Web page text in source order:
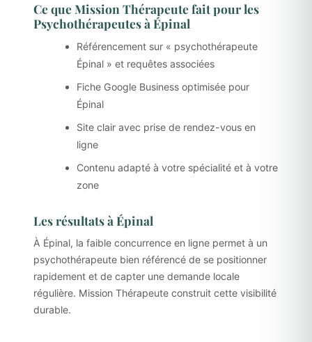
Ce que Mission Thérapeute fait pour les
Psychothérapeutes à Épinal
Référencement sur « psychothérapeute
Épinal » et requêtes associées
Fiche Google Business optimisée pour
Épinal
Site clair avec prise de rendez-vous en
ligne
Contenu adapté à votre spécialité et à votre
zone
Les résultats à Épinal
À Épinal, la faible concurrence en ligne permet à un
psychothérapeute bien référencé de se positionner
rapidement et de capter une demande locale
régulière. Mission Thérapeute construit cette visibilité
durable.